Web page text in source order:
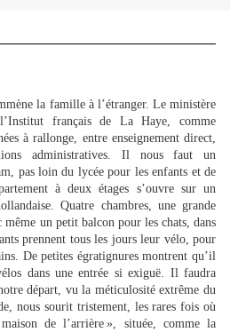
la famille à l’étranger. Le ministère
français de La Haye, comme
à rallonge, entre enseignement direct,
administratives. Il nous faut un
pas loin du lycée pour les enfants et de
à deux étages s’ouvre sur un
Quatre chambres, une grande
même un petit balcon pour les chats, dans
prennent tous les jours leur vélo, pour
De petites égratignures montrent qu’il
dans une entrée si exiguë. Il faudra
départ, vu la méticulosité extrême du
nous sourit tristement, les rares fois où
de l’arrière », située, comme la